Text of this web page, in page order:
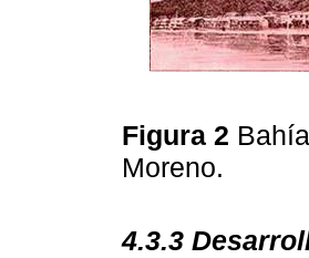
Figura 2
Moreno.
4.3.3